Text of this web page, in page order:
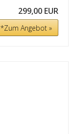
299,00 EUR
*Zum Angebot »